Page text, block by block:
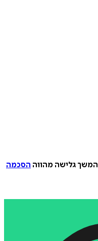
המשך גלישה מהווה הסכמה